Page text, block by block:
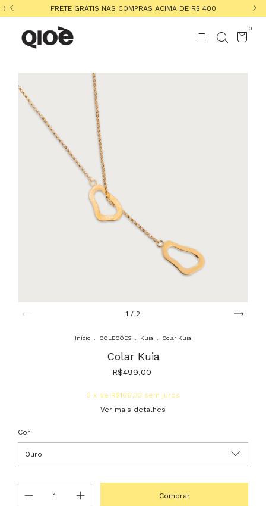
FRETE GRÁTIS NAS COMPRAS ACIMA DE R$ 400
0
1 / 2
Início COLEÇÕES Kuia Colar Kuia
Colar Kuia
R$499,00
3 x de R$166,33 sem juros
Ver mais detalhes
Cor